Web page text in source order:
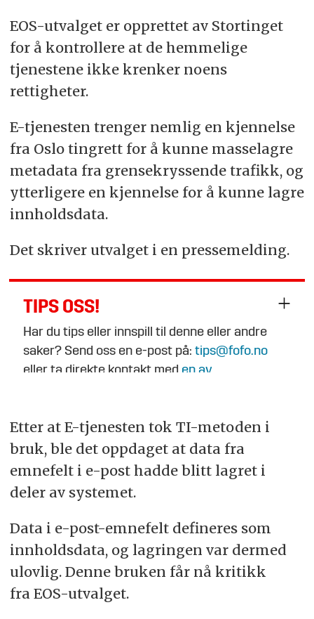
EOS-utvalget er opprettet av Stortinget
for å kontrollere at de hemmelige
tjenestene ikke krenker noens
rettigheter.
E-tjenesten trenger nemlig en kjennelse
fra Oslo tingrett for å kunne masselagre
metadata fra grensekryssende trafikk, og
ytterligere en kjennelse for å kunne lagre
innholdsdata.
Det skriver utvalget i en pressemelding.
TIPS OSS!
Har du tips eller innspill til denne eller andre
saker? Send oss en e-post på:tips@fofo.no
eller ta direkte kontakt med en av
Etter at E-tjenesten tok TI-metoden i
bruk, ble det oppdaget at data fra
emnefelt i e-post hadde blitt lagret i
deler av systemet.
Data i e-post-emnefelt defineres som
innholdsdata, og lagringen var dermed
ulovlig. Denne bruken får nå kritikk
fra EOS-utvalget.